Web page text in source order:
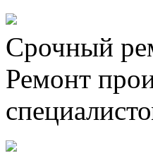
Срочный
Ремонт